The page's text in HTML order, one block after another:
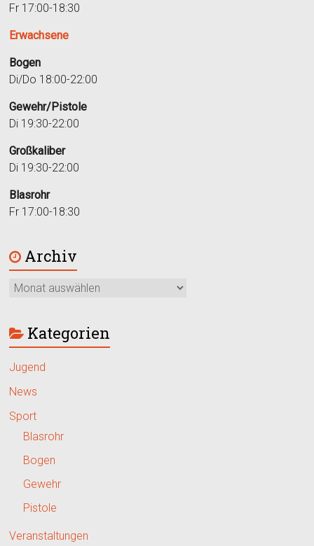
Fr 17:00-18:30
Erwachsene
Bogen
Di/Do 18:00-22:00
Gewehr/Pistole
Di 19:30-22:00
Großkaliber
Di 19:30-22:00
Blasrohr
Fr 17:00-18:30
Archiv
Kategorien
Jugend
News
Sport
Blasrohr
Bogen
Gewehr
Pistole
Veranstaltungen